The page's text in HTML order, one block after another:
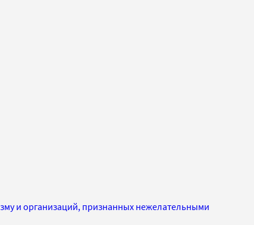
и организаций, признанных нежелательными